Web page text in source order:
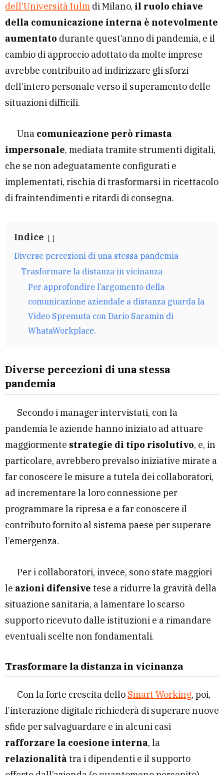
dell’Università Iulm di Milano, il ruolo chiave
della comunicazione interna è notevolmente
aumentato durante quest’anno di pandemia, e il
cambio di approccio adottato da molte imprese
avrebbe contribuito ad indirizzare gli sforzi
dell’intero personale verso il superamento delle
situazioni difficili.
Una comunicazione però rimasta
impersonale, mediata tramite strumenti digitali,
che se non adeguatamente configurati e
implementati, rischia di trasformarsi in ricettacolo
di fraintendimenti e ritardi di consegna.
Indice
Diverse percezioni di una stessa pandemia
Trasformare la distanza in vicinanza
Per approfondire l’argomento della
comunicazione aziendale a distanza guarda la
Video Spremuta con Dario Saramin di
WhataWorkplace.
Diverse percezioni di una stessa
pandemia
Secondo i manager intervistati, con la
pandemia le aziende hanno iniziato ad attuare
maggiormente strategie di tipo risolutivo, e, in
particolare, avrebbero prevalso iniziative mirate a
far conoscere le misure a tutela dei collaboratori,
ad incrementare la loro connessione per
programmare la ripresa e a far conoscere il
contributo fornito al sistema paese per superare
l’emergenza.
Per i collaboratori, invece, sono state maggiori
le azioni difensive tese a ridurre la gravità della
situazione sanitaria, a lamentare lo scarso
supporto ricevuto dalle istituzioni e a rimandare
eventuali scelte non fondamentali.
Trasformare la distanza in vicinanza
Con la forte crescita dello Smart Working, poi,
l’interazione digitale richiederà di superare nuove
sfide per salvaguardare e in alcuni casi
rafforzare la coesione interna, la
relazionalità tra i dipendenti e il supporto